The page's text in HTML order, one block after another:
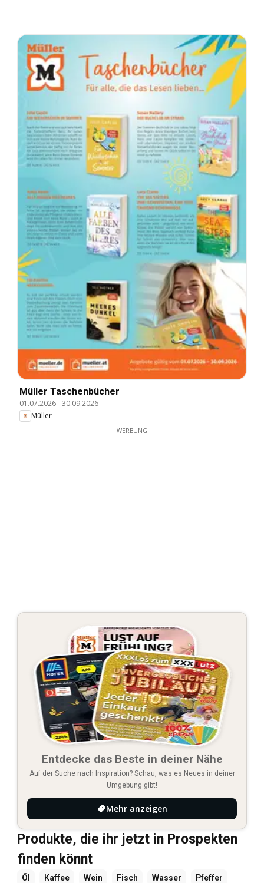
Müller Taschenbücher
01.07.2026-30.09.2026
Müller
WERBUNG
Entdecke das Beste in deiner Nähe
Auf der Suche nach Inspiration? Schau, was es Neues in deiner
Umgebung gibt!
Mehr anzeigen
Produkte, die ihr jetzt in Prospekten
finden könnt
Öl Kaffee Wein Fisch Wasser Pfeffer